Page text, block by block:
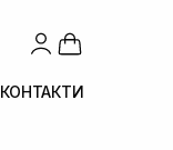
КОНТАКТИ